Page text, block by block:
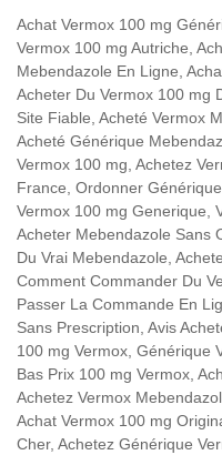
Achat Vermox 100 mg
Vermox 100 mg Autriche,
Mebendazole En Ligne,
Acheter Du Vermox 100 mg
Site Fiable, Acheté Vermox
Acheté Générique
Vermox 100 mg, Achetez
France, Ordonner
Vermox 100 mg Generique,
Acheter Mebendazole Sans
Du Vrai Mebendazole,
Comment Commander Du
Passer La Commande En
Sans Prescription, Avis
100 mg Vermox, Générique
Bas Prix 100 mg Vermox,
Achetez Vermox
Achat Vermox 100 mg
Cher, Achetez Générique